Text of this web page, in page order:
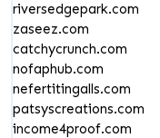
riversedgepark.com
zaseez.com
catchycrunch.com
nofaphub.com
nefertitingalls.com
patsyscreations.com
income4proof.com